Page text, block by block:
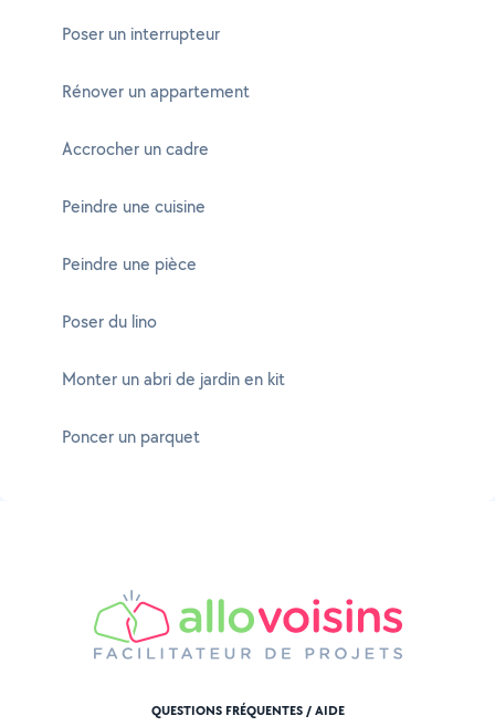
Poser un interrupteur
Rénover un appartement
Accrocher un cadre
Peindre une cuisine
Peindre une pièce
Poser du lino
Monter un abri de jardin en kit
Poncer un parquet
QUESTIONS FRÉQUENTES / AIDE